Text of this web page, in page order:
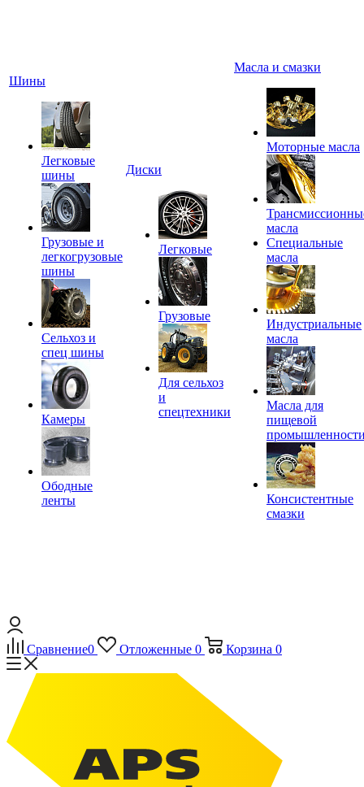
Шины
Легковые
шины
Грузовые и
легкогрузовые
шины
Сельхоз и
спец шины
Камеры
Ободные
ленты
Диски
Легковые
Грузовые
Для сельхоз
и
спецтехники
Масла и смазки
Моторные масла
масла
Специальные
масла
Индустриальные
масла
Масла для
пищевой
Консистентные
смазки
Сравнение0 Отложенные 0 Корзина 0